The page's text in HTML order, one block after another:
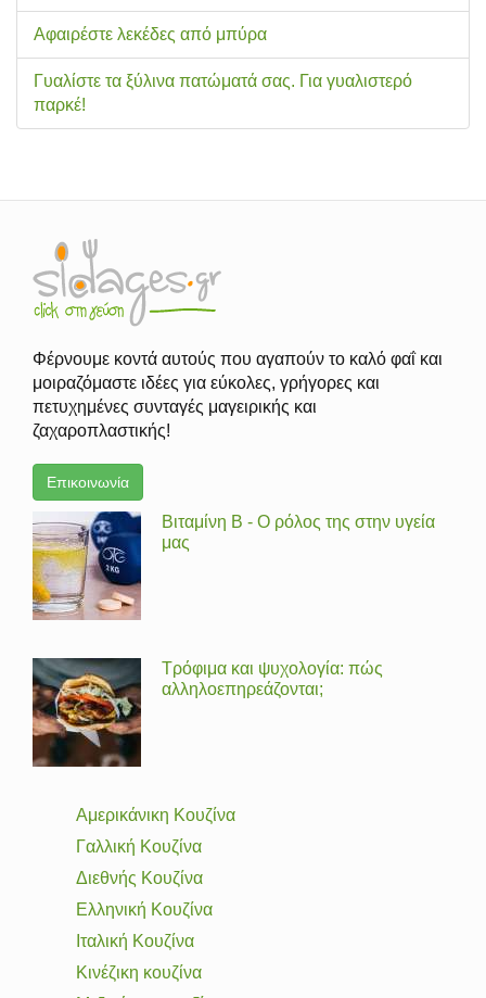
Αφαιρέστε λεκέδες από μπύρα
Γυαλίστε τα ξύλινα πατώματά σας. Για γυαλιστερό
παρκέ!
Φέρνουμε κοντά αυτούς που αγαπούν το καλό φαΐ και
μοιραζόμαστε ιδέες για εύκολες, γρήγορες και
πετυχημένες συνταγές μαγειρικής και
ζαχαροπλαστικής!
Επικοινωνία
Βιταμίνη Β - Ο ρόλος της στην υγεία
μας
Τρόφιμα και ψυχολογία: πώς
αλληλοεπηρεάζονται;
Αμερικάνικη Κουζίνα
Γαλλική Κουζίνα
Διεθνής Κουζίνα
Ελληνική Κουζίνα
Ιταλική Κουζίνα
Κινέζικη κουζίνα